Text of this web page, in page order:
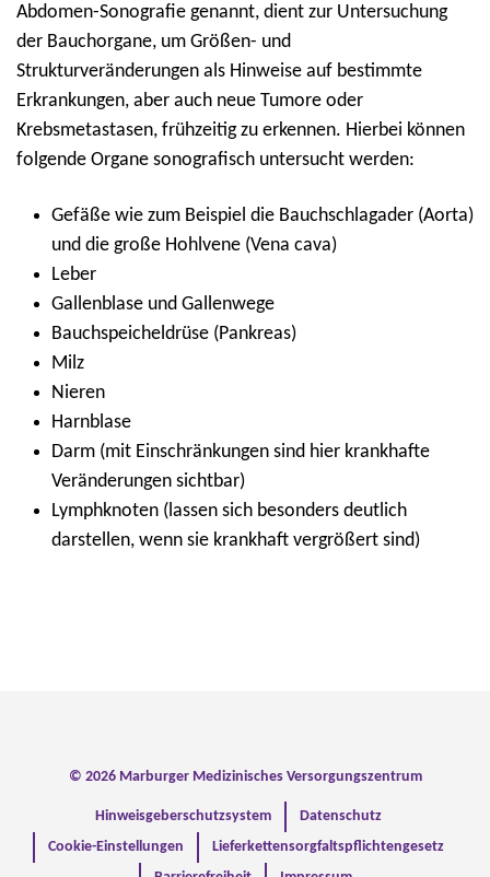
Abdomen-Sonografie genannt, dient zur Untersuchung
der Bauchorgane, um Größen- und
Strukturveränderungen als Hinweise auf bestimmte
Erkrankungen, aber auch neue Tumore oder
Krebsmetastasen, frühzeitig zu erkennen. Hierbei können
folgende Organe sonografisch untersucht werden:
Gefäße wie zum Beispiel die Bauchschlagader (Aorta)
und die große Hohlvene (Vena cava)
Leber
Gallenblase und Gallenwege
Bauchspeicheldrüse (Pankreas)
Milz
Nieren
Harnblase
Darm (mit Einschränkungen sind hier krankhafte
Veränderungen sichtbar)
Lymphknoten (lassen sich besonders deutlich
darstellen, wenn sie krankhaft vergrößert sind)
© 2026 Marburger Medizinisches Versorgungszentrum
Hinweisgeberschutzsystem
Datenschutz
Cookie-Einstellungen
Lieferkettensorgfaltspflichtengesetz